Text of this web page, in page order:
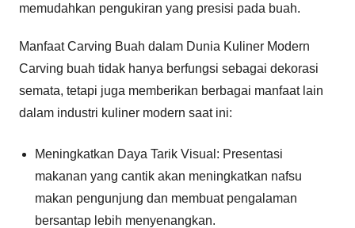
memudahkan pengukiran yang presisi pada buah.
Manfaat Carving Buah dalam Dunia Kuliner Modern
Carving buah tidak hanya berfungsi sebagai dekorasi
semata, tetapi juga memberikan berbagai manfaat lain
dalam industri kuliner modern saat ini:
Meningkatkan Daya Tarik Visual: Presentasi
makanan yang cantik akan meningkatkan nafsu
makan pengunjung dan membuat pengalaman
bersantap lebih menyenangkan.